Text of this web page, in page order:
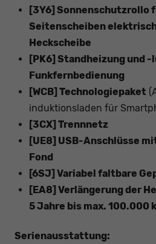
[3Y6] Sonnenschutzrollo
Seitenscheiben
Heckscheibe
[PK6] Standheizung und
Funkfernbedienung
[WCB] Technologiepaket
induktionsladen für
[3CX] Trennnetz
[UE8] USB-Anschlüsse
Fond
[6SJ] Variabel faltbare
[EA8] Verlängerung der
5 Jahre bis max. 100.000
Serienausstattung: